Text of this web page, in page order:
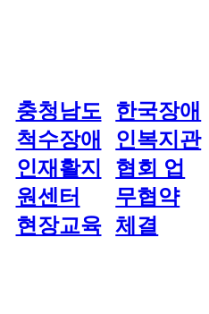
충청남도
척수장애
인재활지
원센터
현장교육
한국장애
인복지관
협회 업
무협약
체결